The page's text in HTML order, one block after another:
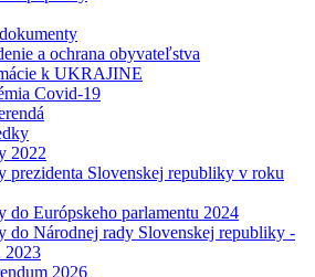
a ochrana obyvateľstva
k UKRAJINE
Covid-19
2022
prezidenta Slovenskej republiky v roku
do Európskeho parlamentu 2024
do Národnej rady Slovenskej republiky -
2023
2026